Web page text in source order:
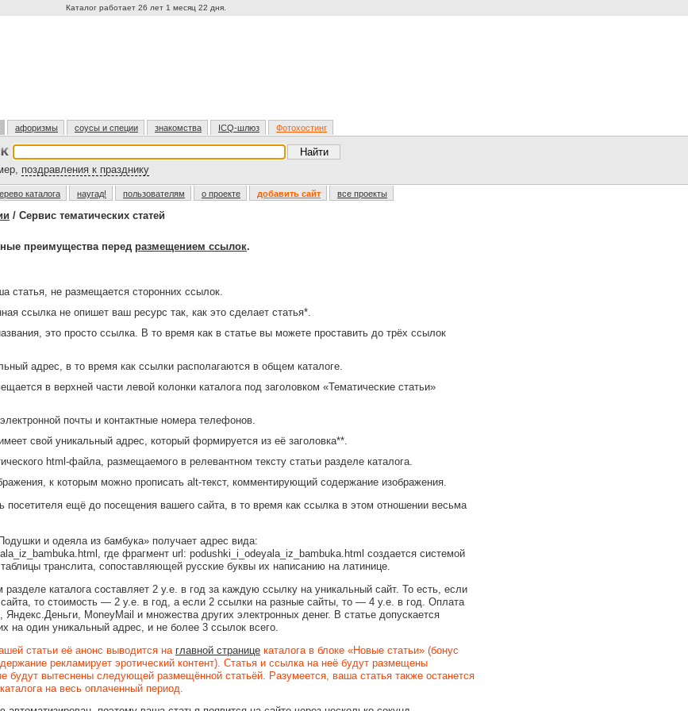
Каталог работает 26 лет 1 месяц 22 дня.
афоризмы соусы и специи знакомства ICQ-шлюз Фотохостинг
поздравления к празднику
каталога наугад! пользователям о проекте добавить сайт все проекты
/ Сервис тематических статей
преимущества перед размещением ссылок.
статья, не размещается сторонних ссылок.
ссылка не опишет ваш ресурс так, как это сделает статья*.
это просто ссылка. В то время как в статье вы можете проставить до трёх ссылок
адрес, в то время как ссылки располагаются в общем каталоге.
в верхней части левой колонки каталога под заголовком «Тематические статьи»
почты и контактные номера телефонов.
свой уникальный адрес, который формируется из её заголовка**.
html-файла, размещаемого в релевантном тексту статьи разделе каталога.
к которым можно прописать alt-текст, комментирующий содержание изображения.
посетителя ещё до посещения вашего сайта, в то время как ссылка в этом отношении весьма
и одеяла из бамбука» получает адрес вида:
где фрагмент url: podushki_i_odeyala_iz_bambuka.html создается системой
транслита, сопоставляющей русские буквы их написанию на латинице.
каталога составляет 2 у.е. в год за каждую ссылку на уникальный сайт. То есть, если
то стоимость — 2 у.е. в год, а если 2 ссылки на разные сайты, то — 4 у.е. в год. Оплата
MoneyMail и множества других электронных денег. В статье допускается
на один уникальный адрес, и не более 3 ссылок всего.
статьи её анонс выводится на главной странице каталога в блоке «Новые статьи» (бонус
рекламирует эротический контент). Статья и ссылка на неё будут размещены
будут вытеснены следующей размещённой статьёй. Разумеется, ваша статья также останется
на весь оплаченный период.